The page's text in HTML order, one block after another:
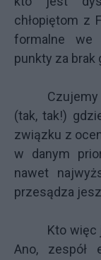
chłopiętom z
formalne we
punkty za brak
(tak, tak!)
związku z
w danym
nawet
przesądza
Kto więc
Ano, zespół